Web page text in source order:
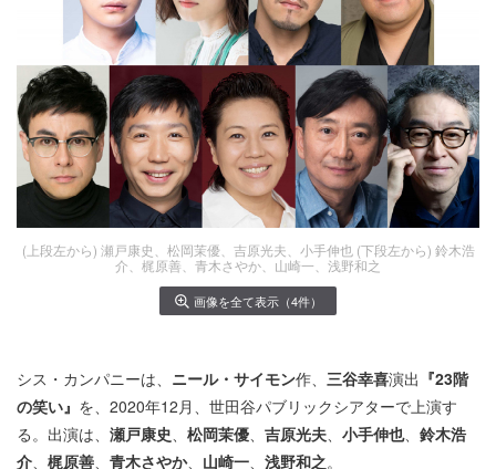
(上段左から) 瀬戸康史、松岡茉優、吉原光夫、小手伸也 (下段左から) 鈴木浩
介、梶原善、青木さやか、山崎一、浅野和之
画像を全て表示（4件）
シス・カンパニーは、 ニール・サイモン作、 三谷幸喜演出 『23階
の笑い』 を、2020年12月、世田谷パブリックシアターで上演す
る。出演は、 瀬戸康史、 松岡茉優、 吉原光夫、 小手伸也、 鈴木浩
介、 梶原善、 青木さやか、 山崎一、 浅野和之。